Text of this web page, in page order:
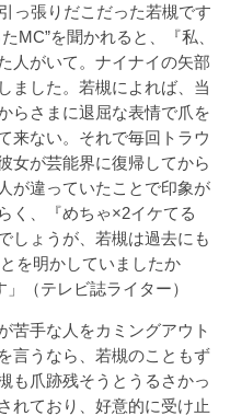
っ張りだこだった若槻です
MC”を聞かれると、『私、
人がいて。ナイナイの矢部
ました。若槻によれば、当
らさまに退屈な表情で爪を
来ない。それで毎回トラウ
女が芸能界に復帰してから
が違っていたことで印象が
く、『めちゃ×2イケてる
しょうが、若槻は過去にも
を明かしていましたか
（テレビ誌ライター）
苦手な人をカミングアウト
言うなら、若槻のこともず
も爪跡残そうとうるさかっ
れており、好意的に受け止